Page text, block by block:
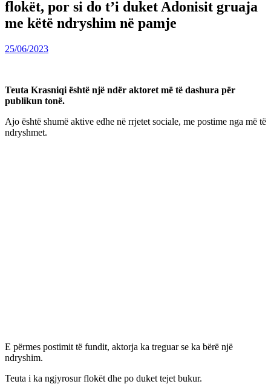
flokët, por si do t’i duket Adonisit gruaja
me këtë ndryshim në pamje
25/06/2023
Teuta Krasniqi është një ndër aktoret më të dashura për
publikun tonë.
Ajo është shumë aktive edhe në rrjetet sociale, me postime nga më të
ndryshmet.
E përmes postimit të fundit, aktorja ka treguar se ka bërë një
ndryshim.
Teuta i ka ngjyrosur flokët dhe po duket tejet bukur.